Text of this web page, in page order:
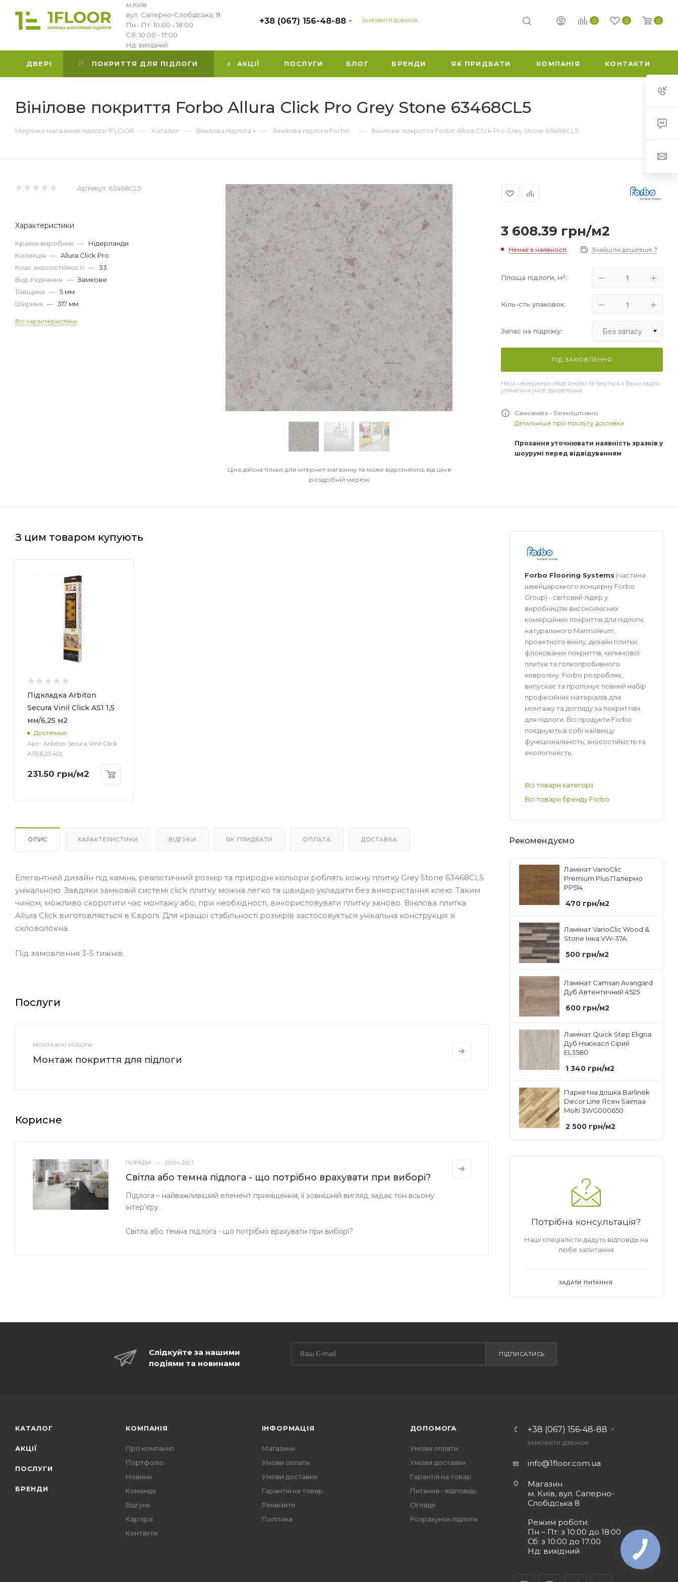
м.Київ
вул. Саперно-Слобідська, 8
Пн - Пт: 10:00 - 18:00
Сб: 10:00 - 17:00
Нд: вихідний
+38 (067) 156-48-88 ЗАМОВИТИ ДЗВІНОК 0 0 0
ДВЕРІ ПОКРИТТЯ ДЛЯ ПІДЛОГИ АКЦІЇ ПОСЛУГИ БЛОГ БРЕНДИ ЯК ПРИДБАТИ КОМПАНІЯ КОНТАКТИ
Вінілове покриття Forbo Allura Click Pro Grey Stone 63468CL5
Мережа магазинів підлоги 1FLOOR — Каталог — Вінілова підлога — Вінілова підлога Forbo — Вінілове покриття Forbo Allura Click Pro Grey Stone 63468CL5
Ціна дійсна тільки для інтернет-магазину та може відрізнятись від цін в
роздрібній мережі
Артикул: 63468CL5
Характеристики
Країна-виробник — Нідерланди
Колекція — Allura Click Pro
Клас зносостійкості — 33
Вид з'єднання — Замкове
Товщина — 5 мм
Ширина — 317 мм
Всі характеристики
3 608.39 грн/м2
Немає в наявності Знайшли дешевше ?
Площа підлоги, м2:
Кіль-сть упаковок:
Запас на підрізку: Без запасу
+10%
ПІД ЗАМОВЛЕННЯ
Наші менеджери обов'язково зв'яжуться з Вами задля
уточнення умов замовлення
Самовивіз - безкоштовно
Детальніше про послугу доставки
Прохання уточнювати наявність зразків у
шоурумі перед відвідуванням
З цим товаром купують
Підкладка Arbiton
Secura Vinil Click AS1 1,5
мм/6,25 м2
Достатньо
Арт.: Arbiton Secura Vinil Click
AS1(6,25 м2)
231.50 грн/м2
ОПИС ХАРАКТЕРИСТИКИ ВІДГУКИ ЯК ПРИДБАТИ ОПЛАТА ДОСТАВКА
Елегантний дизайн під камінь, реалістичний розмір та природні кольори роблять кожну плитку Grey Stone 63468CL5
унікальною. Завдяки замковій системі click плитку можна легко та швидко укладати без використання клею. Таким
чином, можливо скоротити час монтажу або, при необхідності, використовувати плитку заново. Вінілова плитка
Allura Click виготовляється в Європі. Для кращої стабільності розмірів застосовується унікальна конструкція зі
скловолокна.
Під замовлення 3-5 тижнів.
Послуги
МОНТАЖНІ РОБОТИ
Монтаж покриття для підлоги
Корисне
ПОРАДИ — 20.04.2021
Світла або темна підлога - що потрібно врахувати при виборі?
Підлога – найважливіший елемент приміщення, її зовнішній вигляд задає тон всьому
інтер'єру.
Світла або темна підлога - що потрібно врахувати при виборі?
Forbo Flooring Systems (частина
швейцарського концерну Forbo
Group) - світовий лідер у
виробництві високоякісних
комерційних покриттів для підлоги:
натурального Marmoleum,
проектного вінілу, дизайн плитки,
флокованих покриттів, килимової
плитки та голкопробивного
ковроліну. Forbo розробляє,
випускає та пропонує повний набір
професійних матеріалів для
монтажу та догляду за покриттям
для підлоги. Всі продукти Forbo
поєднують в собі найвищу
функціональність, зносостійкість та
екологічність.
Всі товари категорії
Всі товари бренду Forbo
Рекомендуємо
Ламінат VarioClic
Premium Plus Палермо
PP514
470 грн/м2
Ламінат VarioClic Wood &
Stone Інка VW-37A
500 грн/м2
Ламінат Camsan Avangard
Дуб Автентичний 4525
600 грн/м2
Ламінат Quick Step Eligna
Дуб Ньюкасл Сірий
EL3580
1 340 грн/м2
Паркетна дошка Barlinek
Decor Line Ясен Saimaa
Molti 3WG000650
2 500 грн/м2
Потрібна консультація?
Наші спеціалісти дадуть відповідь на
любе запитання
ЗАДАТИ ПИТАННЯ
Слідкуйте за нашими
подіями та новинами
ПІДПИСАТИСЬ
КАТАЛОГ
АКЦІЇ
ПОСЛУГИ
БРЕНДИ
КОМПАНІЯ
Про компанію
Портфоліо
Новини
Команда
Відгуки
Кар'єра
Контакти
ІНФОРМАЦІЯ
Магазини
Умови оплати
Умови доставки
Гарантія на товар
Реквізити
Політика
ДОПОМОГА
Умови оплати
Умови доставки
Гарантія на товар
Питання - відповідь
Огляди
Розрахунок підлоги
+38 (067) 156-48-88
ЗАМОВИТИ ДЗВІНОК
info@1floor.com.ua
Магазин
м. Київ, вул. Саперно-
Слобідська 8
Режим роботи:
Пн – Пт: з 10:00 до 18:00
Сб: з 10:00 до 17:00
Нд: вихідний